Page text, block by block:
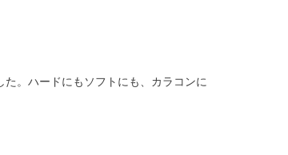
。ハードにもソフトにも、カラコンに